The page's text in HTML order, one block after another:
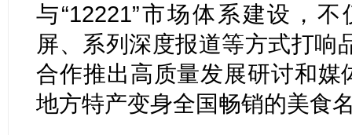
与“12221”市场体系建设，
屏、系列深度报道等方式打响
合作推出高质量发展研讨和媒
地方特产变身全国畅销的美食